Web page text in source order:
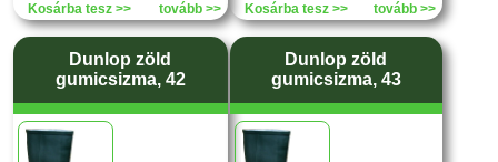
Kosárba tesz >> tovább >> Kosárba tesz >> tovább >>
Dunlop zöld
gumicsizma, 42
Dunlop zöld
gumicsizma, 43